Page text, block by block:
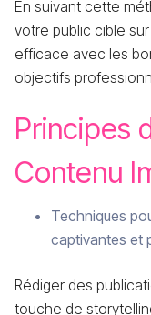
En suivant cette
votre public cible
efficace avec les
objectifs
Principes
Contenu
Techniques
captivantes et
Rédiger des
touche de